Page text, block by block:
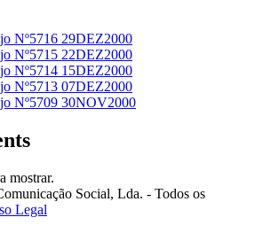
Nº5716 29DEZ2000
Nº5715 22DEZ2000
Nº5714 15DEZ2000
Nº5713 07DEZ2000
Nº5709 30NOV2000
mostrar.
Social, Lda. - Todos os
Legal